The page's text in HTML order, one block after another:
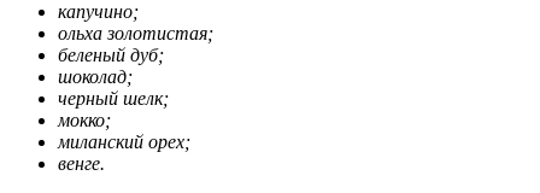
капучино;
ольха золотистая;
беленый дуб;
шоколад;
черный шелк;
мокко;
миланский орех;
венге.